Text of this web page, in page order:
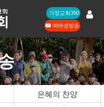
가정교회360
예배생방송
은혜의 찬양